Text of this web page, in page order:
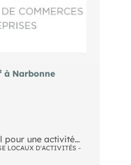
à Narbonne
pour une activité
Terrain et
pour projet
LOCAUX D'ACTIVITÉS -